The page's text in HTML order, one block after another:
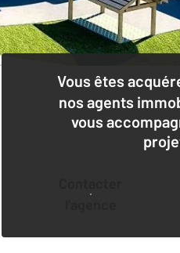
Vous êtes
nos agents
vous